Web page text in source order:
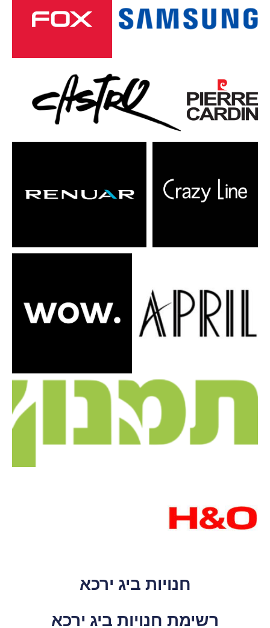
חנויות ביג ירכא
רשימת חנויות ביג ירכא